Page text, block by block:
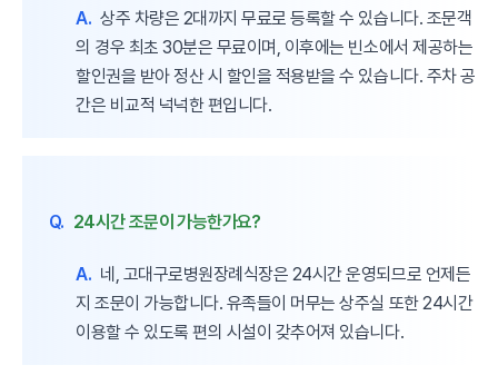
A. 상주 차량은 2대까지 무료로 등록할 수 있습니다. 조문객
의 경우 최초 30분은 무료이며, 이후에는 빈소에서 제공하는
할인권을 받아 정산 시 할인을 적용받을 수 있습니다. 주차 공
간은 비교적 넉넉한 편입니다.
Q. 24시간 조문이 가능한가요?
A. 네, 고대구로병원장례식장은 24시간 운영되므로 언제든
지 조문이 가능합니다. 유족들이 머무는 상주실 또한 24시간
이용할 수 있도록 편의 시설이 갖추어져 있습니다.